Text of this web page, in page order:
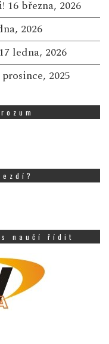
16 března, 2026
2026
17 ledna, 2026
prosince, 2025
naučí řídit